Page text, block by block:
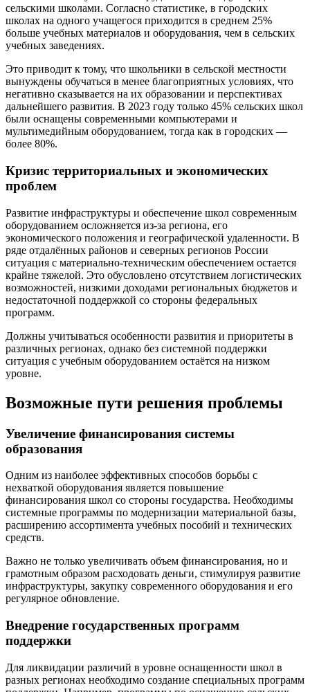
сельскими школами. Согласно статистике, в городских
школах на одного учащегося приходится в среднем 25%
больше учебных материалов и оборудования, чем в сельских
учебных заведениях.
Это приводит к тому, что школьники в сельской местности
вынуждены обучаться в менее благоприятных условиях, что
негативно сказывается на их образовании и перспективах
дальнейшего развития. В 2023 году только 45% сельских школ
были оснащены современными компьютерами и
мультимедийным оборудованием, тогда как в городских —
более 80%.
Кризис территориальных и экономических
проблем
Развитие инфраструктуры и обеспечение школ современным
оборудованием осложняется из-за региона, его
экономического положения и географической удаленности. В
ряде отдалённых районов и северных регионов России
ситуация с материально-техническим обеспечением остается
крайне тяжелой. Это обусловлено отсутствием логистических
возможностей, низкими доходами региональных бюджетов и
недостаточной поддержкой со стороны федеральных
программ.
Должны учитываться особенности развития и приоритеты в
различных регионах, однако без системной поддержки
ситуация с учебным оборудованием остаётся на низком
уровне.
Возможные пути решения проблемы
Увеличение финансирования системы
образования
Одним из наиболее эффективных способов борьбы с
нехваткой оборудования является повышение
финансирования школ со стороны государства. Необходимы
системные программы по модернизации материальной базы,
расширению ассортимента учебных пособий и технических
средств.
Важно не только увеличивать объем финансирования, но и
грамотным образом расходовать деньги, стимулируя развитие
инфраструктуры, закупку современного оборудования и его
регулярное обновление.
Внедрение государственных программ
поддержки
Для ликвидации различий в уровне оснащенности школ в
разных регионах необходимо создание специальных программ